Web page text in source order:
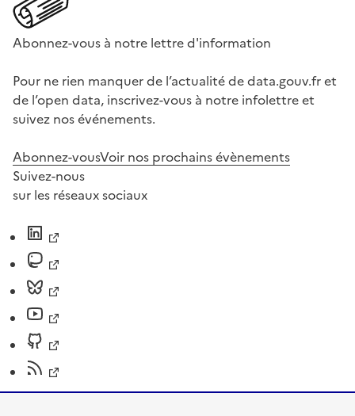
Abonnez-vous à notre lettre d'information
Pour ne rien manquer de l’actualité de data.gouv.fr et
de l’open data, inscrivez-vous à notre infolettre et
suivez nos événements.
Abonnez-vousVoir nos prochains évènements
Suivez-nous
sur les réseaux sociaux